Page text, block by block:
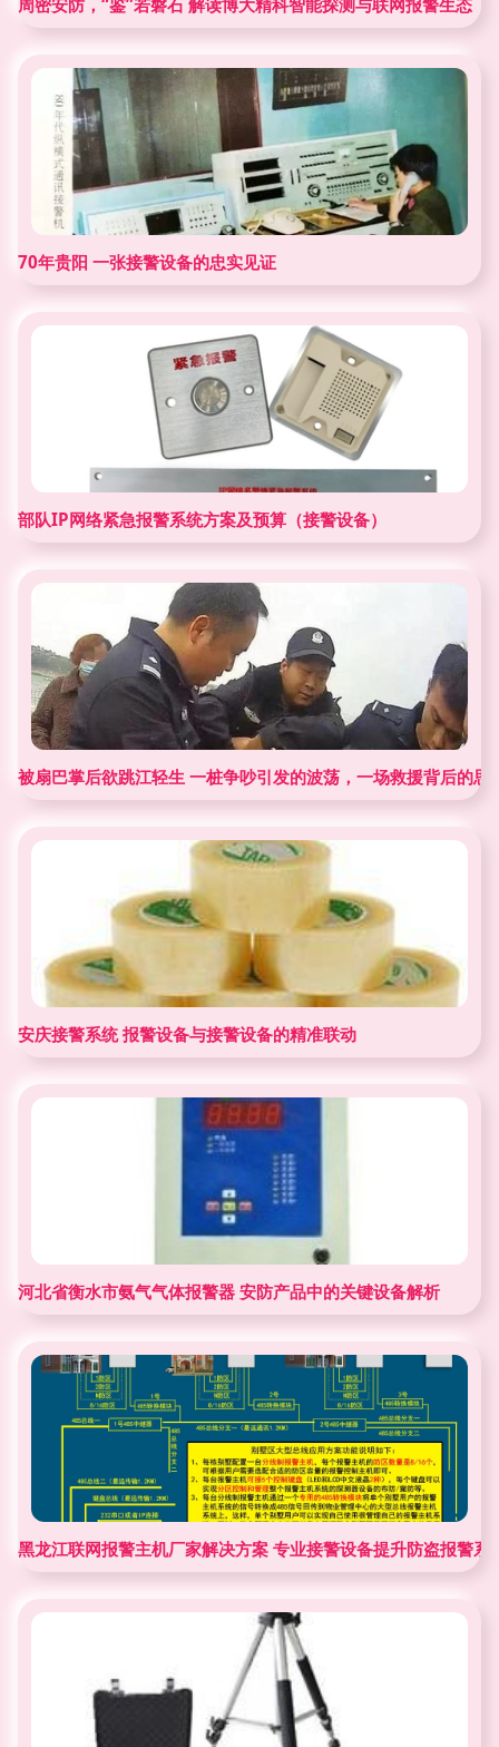
周密安防，“鉴”若磐石 解读博大精科智能探测与联网报警生态
70年贵阳 一张接警设备的忠实见证
部队IP网络紧急报警系统方案及预算（接警设备）
被扇巴掌后欲跳江轻生 一桩争吵引发的波荡，一场救援背后的思
安庆接警系统 报警设备与接警设备的精准联动
河北省衡水市氨气气体报警器 安防产品中的关键设备解析
黑龙江联网报警主机厂家解决方案 专业接警设备提升防盗报警系